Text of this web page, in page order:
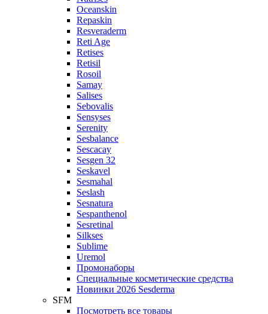
Oceanskin
Repaskin
Resveraderm
Reti Age
Retises
Retisil
Rosoil
Samay
Salises
Sebovalis
Sensyses
Serenity
Sesbalance
Sescacay
Sesgen 32
Seskavel
Sesmahal
Seslash
Sesnatura
Sespanthenol
Sesretinal
Silkses
Sublime
Uremol
Промонаборы
Специальные косметические средства
Новинки 2026 Sesderma
SFM
Посмотреть все товары